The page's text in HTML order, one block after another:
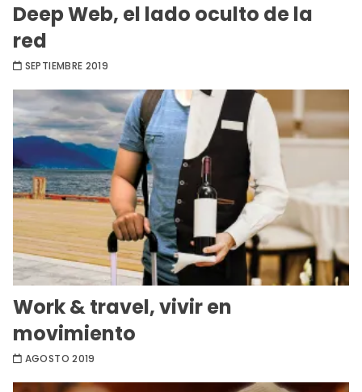
Deep Web, el lado oculto de la
red
SEPTIEMBRE 2019
Work & travel, vivir en
movimiento
AGOSTO 2019